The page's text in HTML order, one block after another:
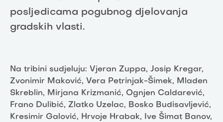
posljedicama pogubnog djelovanja
gradskih vlasti.
Na tribini sudjeluju: Vjeran Zuppa, Josip Kregar,
Zvonimir Maković, Vera Petrinjak-Šimek, Mladen
Skreblin, Mirjana Krizmanić, Ognjen Caldarević,
Frano Dulibić, Zlatko Uzelac, Bosko Budisavljević,
Kresimir Galović, Hrvoje Hrabak, Ive Šimat Banov,